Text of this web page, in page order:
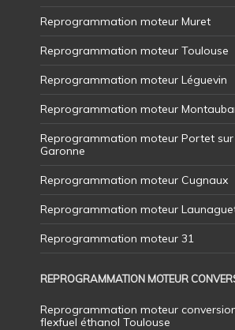
Reprogrammation moteur Muret
Reprogrammation moteur Toulouse
Reprogrammation moteur Léguevin
Reprogrammation moteur
Reprogrammation moteur Portet sur
Garonne
Reprogrammation moteur Cugnaux
Reprogrammation moteur
Reprogrammation moteur 31
REPROGRAMMATION MOTEUR
Reprogrammation moteur
flexfuel éthanol Toulouse